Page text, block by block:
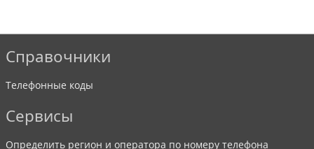
Справочники
Телефонные коды
Сервисы
Определить регион и оператора по номеру телефона